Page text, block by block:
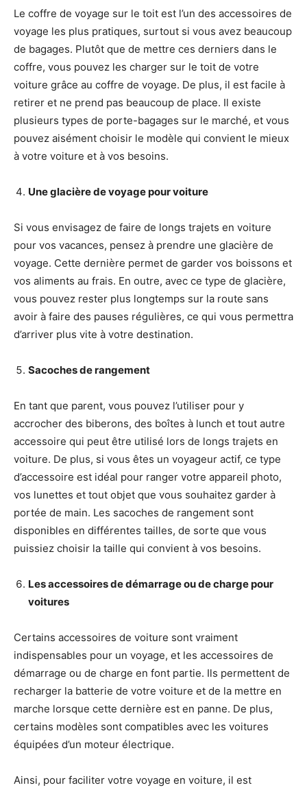
Le coffre de voyage sur le toit est l’un des accessoires de
voyage les plus pratiques, surtout si vous avez beaucoup
de bagages. Plutôt que de mettre ces derniers dans le
coffre, vous pouvez les charger sur le toit de votre
voiture grâce au coffre de voyage. De plus, il est facile à
retirer et ne prend pas beaucoup de place. Il existe
plusieurs types de porte-bagages sur le marché, et vous
pouvez aisément choisir le modèle qui convient le mieux
à votre voiture et à vos besoins.
Une glacière de voyage pour voiture
Si vous envisagez de faire de longs trajets en voiture
pour vos vacances, pensez à prendre une glacière de
voyage. Cette dernière permet de garder vos boissons et
vos aliments au frais. En outre, avec ce type de glacière,
vous pouvez rester plus longtemps sur la route sans
avoir à faire des pauses régulières, ce qui vous permettra
d’arriver plus vite à votre destination.
Sacoches de rangement
En tant que parent, vous pouvez l’utiliser pour y
accrocher des biberons, des boîtes à lunch et tout autre
accessoire qui peut être utilisé lors de longs trajets en
voiture. De plus, si vous êtes un voyageur actif, ce type
d’accessoire est idéal pour ranger votre appareil photo,
vos lunettes et tout objet que vous souhaitez garder à
portée de main. Les sacoches de rangement sont
disponibles en différentes tailles, de sorte que vous
puissiez choisir la taille qui convient à vos besoins.
Les accessoires de démarrage ou de charge pour
voitures
Certains accessoires de voiture sont vraiment
indispensables pour un voyage, et les accessoires de
démarrage ou de charge en font partie. Ils permettent de
recharger la batterie de votre voiture et de la mettre en
marche lorsque cette dernière est en panne. De plus,
certains modèles sont compatibles avec les voitures
équipées d’un moteur électrique.
Ainsi, pour faciliter votre voyage en voiture, il est